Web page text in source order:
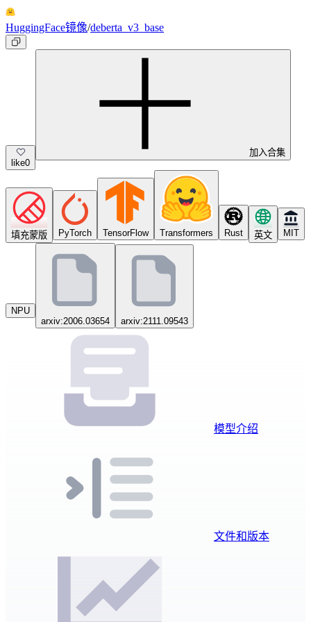
HuggingFace镜像/deberta_v3_base
like0
加入合集
填充蒙版 PyTorch TensorFlow Transformers Rust 英文 MIT
NPU
arxiv:2006.03654
arxiv:2111.09543
模型介绍
文件和版本